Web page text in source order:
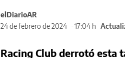
elDiarioAR
24 de febrero de 2024
17:04 h
Racing Club derrotó esta